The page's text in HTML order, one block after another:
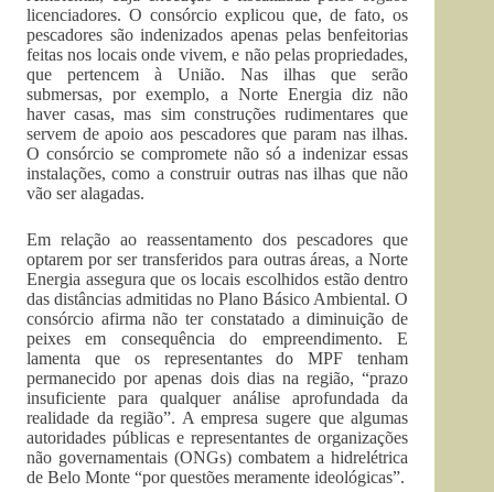
licenciadores. O consórcio explicou que, de fato, os
pescadores são indenizados apenas pelas benfeitorias
feitas nos locais onde vivem, e não pelas propriedades,
que pertencem à União. Nas ilhas que serão
submersas, por exemplo, a Norte Energia diz não
haver casas, mas sim construções rudimentares que
servem de apoio aos pescadores que param nas ilhas.
O consórcio se compromete não só a indenizar essas
instalações, como a construir outras nas ilhas que não
vão ser alagadas.
Em relação ao reassentamento dos pescadores que
optarem por ser transferidos para outras áreas, a Norte
Energia assegura que os locais escolhidos estão dentro
das distâncias admitidas no Plano Básico Ambiental. O
consórcio afirma não ter constatado a diminuição de
peixes em consequência do empreendimento. E
lamenta que os representantes do MPF tenham
permanecido por apenas dois dias na região, “prazo
insuficiente para qualquer análise aprofundada da
realidade da região”. A empresa sugere que algumas
autoridades públicas e representantes de organizações
não governamentais (ONGs) combatem a hidrelétrica
de Belo Monte “por questões meramente ideológicas”.